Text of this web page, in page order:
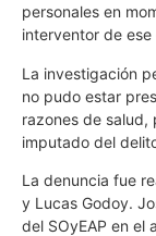
personales en
interventor de ese
La investigación
no pudo estar
razones de salud,
imputado del
La denuncia fue
y Lucas Godoy.
del SOyEAP en el